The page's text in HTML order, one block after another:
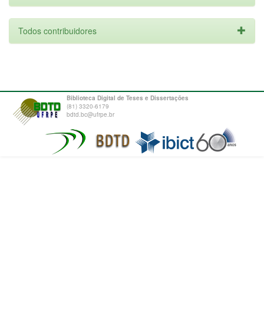
Todos contribuidores
Biblioteca Digital de Teses e Dissertações
(81) 3320-6179
bdtd.bc@ufrpe.br